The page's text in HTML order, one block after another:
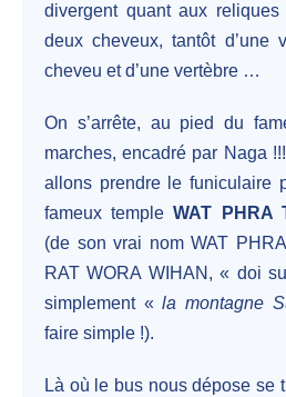
divergent quant aux
deux cheveux, tantôt d’une
cheveu et d’une vertèbre …
On s’arrête, au pied du
marches, encadré par Naga
allons prendre le funiculaire
fameux templeWAT PHRA
(de son vrai nom WAT
RAT WORA WIHAN, « doi
simplement «la montagne
faire simple !).
Là où le bus nous dépose se